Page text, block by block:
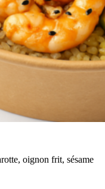
oignon frit, sésame